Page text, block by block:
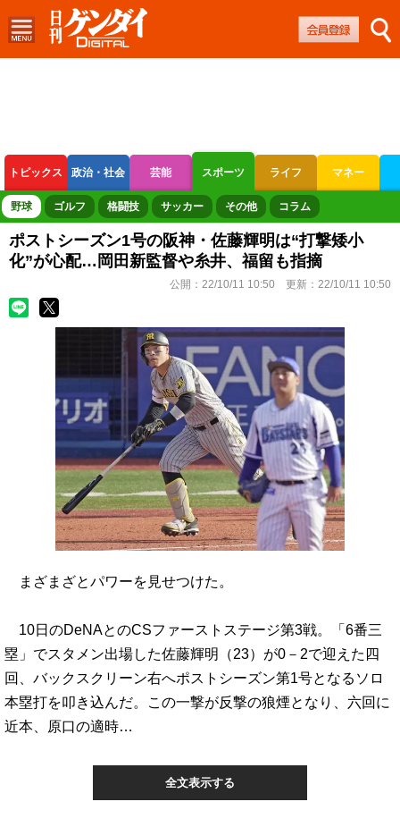
トピックス 政治・社会 芸能 スポーツ ライフ マネー
ボートレース 競輪 オートレース
野球 ゴルフ 格闘技 サッカー その他 コラム
ポストシーズン1号の阪神・佐藤輝明は“打撃矮小
化”が心配…岡田新監督や糸井、福留も指摘
公開： 22/10/11 10:50 更新： 22/10/11 10:50
まざまざとパワーを見せつけた。
10日のDeNAとのCSファーストステージ第3戦。「6番三
塁」でスタメン出場した佐藤輝明（23）が0－2で迎えた四
回、バックスクリーン右へポストシーズン第1号となるソロ
本塁打を叩き込んだ。この一撃が反撃の狼煙となり、六回に
近本、原口の適時…
全文表示する